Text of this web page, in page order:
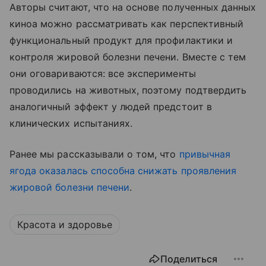
Авторы считают, что на основе полученных данных
киноа можно рассматривать как перспективный
функциональный продукт для профилактики и
контроля жировой болезни печени. Вместе с тем
они оговариваются: все эксперименты
проводились на животных, поэтому подтвердить
аналогичный эффект у людей предстоит в
клинических испытаниях.
Ранее мы рассказывали о том, что привычная
ягода оказалась способна снижать проявления
жировой болезни печени.
Красота и здоровье
Поделиться